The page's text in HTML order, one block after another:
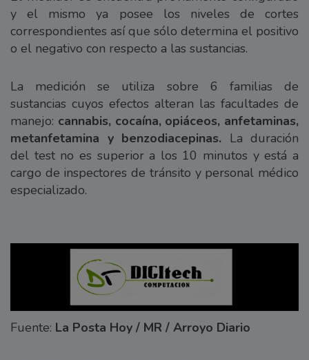
y el mismo ya posee los niveles de cortes
correspondientes así que sólo determina el positivo
o el negativo con respecto a las sustancias.
La medición se utiliza sobre 6 familias de
sustancias cuyos efectos alteran las facultades de
manejo: cannabis, cocaína, opiáceos, anfetaminas,
metanfetamina y benzodiacepinas. La duración
del test no es superior a los 10 minutos y está a
cargo de inspectores de tránsito y personal médico
especializado.
Fuente: La Posta Hoy / MR / Arroyo Diario